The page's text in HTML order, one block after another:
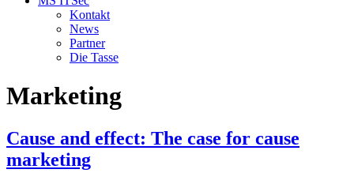
Kontakt
News
Partner
Die Tasse
Marketing
Cause and effect: The case for cause
marketing